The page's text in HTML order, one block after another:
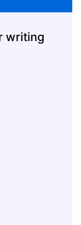
writing